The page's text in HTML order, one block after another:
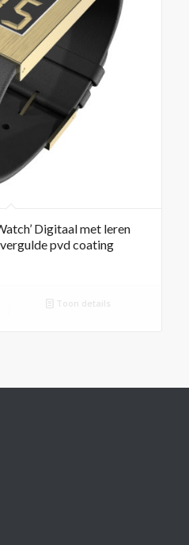
Digitaal met leren
pvd coating
Toon details